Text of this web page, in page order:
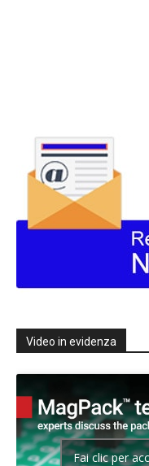
Video in evidenza
Fai clic per